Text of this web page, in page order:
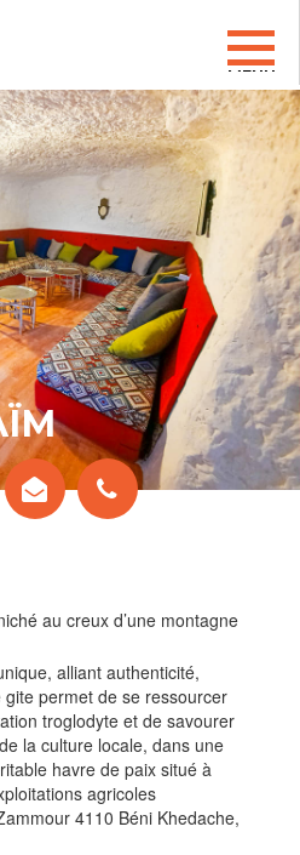
au creux d’une montagne
alliant authenticité,
permet de se ressourcer
troglodyte et de savourer
la culture locale, dans une
havre de paix situé à
agricoles
4110 Béni Khedache,